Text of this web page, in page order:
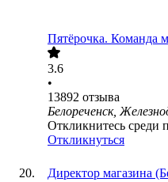
Пятёрочка. Команда
3.6
•
13892 отзыва
Белореченск,
Откликнитесь среди
Откликнуться
Директор магазина